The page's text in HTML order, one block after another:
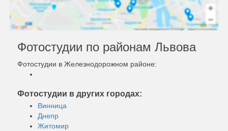
Фотостудии по районам Львова
Фотостудии в Железнодорожном районе:
Фотостудии в других городах:
Винница
Днепр
Житомир